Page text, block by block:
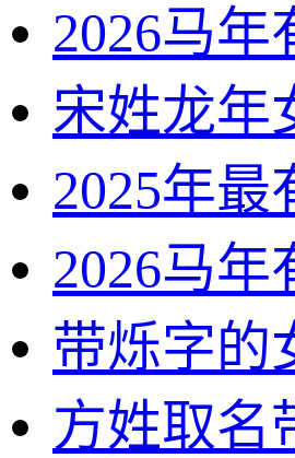
2026马
宋姓龙年
2025年
2026马
带烁字的
方姓取名